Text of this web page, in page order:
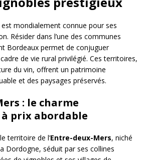
mondialement connue pour ses
Résider dans l’une des communes
Bordeaux permet de conjuguer
de vie rural privilégié. Ces territoires,
du vin, offrent un patrimoine
et des paysages préservés.
: le charme
prix abordable
territoire de l’Entre-deux-Mers, niché
Dordogne, séduit par ses collines